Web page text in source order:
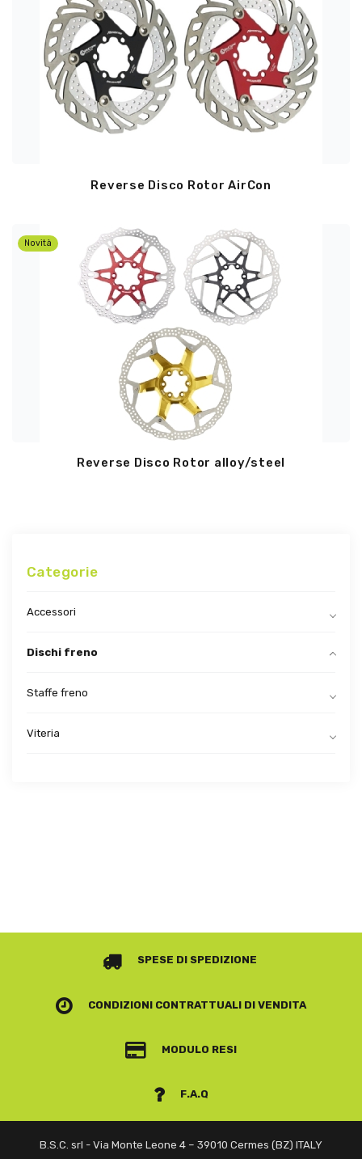
Reverse Disco Rotor AirCon
Novità
Reverse Disco Rotor alloy/steel
Categorie
Accessori
Dischi freno
Staffe freno
Viteria
SPESE DI SPEDIZIONE
CONDIZIONI CONTRATTUALIDI VENDITA
MODULO RESI
F.A.Q
B.S.C. srl - Via Monte Leone 4 – 39010 Cermes (BZ) ITALY